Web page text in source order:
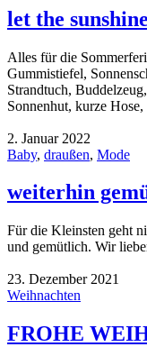
let the
Alles für die
Gummistiefel,
Strandtuch,
Sonnenhut, kurze
2. Januar 2022
Baby, draußen, Mode
weiterhin
Für die Kleinsten geht
und gemütlich. Wir
23. Dezember 2021
Weihnachten
FROHE